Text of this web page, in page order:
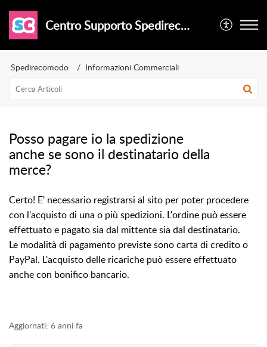
Centro Supporto Spedirecomodo
Spedirecomodo Informazioni Commerciali
Posso pagare io la spedizione
anche se sono il destinatario della
merce?
Certo! E' necessario registrarsi al sito per poter procedere
con l'acquisto di una o più spedizioni. L'ordine può essere
effettuato e pagato sia dal mittente sia dal destinatario.
Le modalità di pagamento previste sono carta di credito o
PayPal. L'acquisto delle ricariche può essere effettuato
anche con bonifico bancario.
Aggiornati: 6 anni fa